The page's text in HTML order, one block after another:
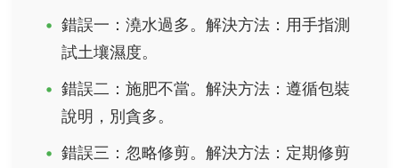
錯誤一：澆水過多。解決方法：用手指測
試土壤濕度。
錯誤二：施肥不當。解決方法：遵循包裝
說明，別貪多。
錯誤三：忽略修剪。解決方法：定期修剪